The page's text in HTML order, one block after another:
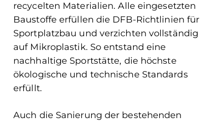
recycelten Materialien. Alle eingesetzten
Baustoffe erfüllen die DFB-Richtlinien für
Sportplatzbau und verzichten vollständig
auf Mikroplastik. So entstand eine
nachhaltige Sportstätte, die höchste
ökologische und technische Standards
erfüllt.
Auch die Sanierung der bestehenden